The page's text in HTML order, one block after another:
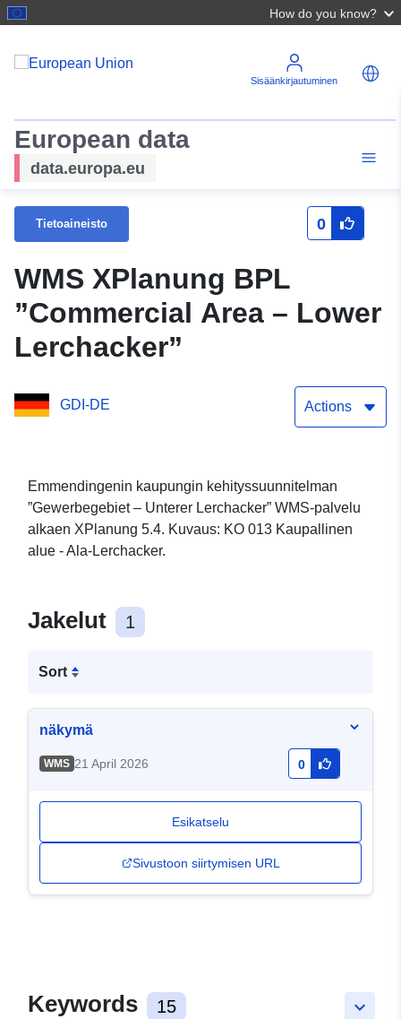
How do you know?
Sisäänkirjautuminen
European data
data.europa.eu
Tietoaineisto 0
WMS XPlanung BPL
”Commercial Area – Lower
Lerchacker”
GDI-DE Actions
Emmendingenin kaupungin kehityssuunnitelman
”Gewerbegebiet – Unterer Lerchacker” WMS-palvelu
alkaen XPlanung 5.4. Kuvaus: KO 013 Kaupallinen
alue - Ala-Lerchacker.
Jakelut 1
Sort
näkymä
WMS 21 April 2026 0
Esikatselu
Sivustoon siirtymisen URL
keyboard_arrow_down
Keywords 15